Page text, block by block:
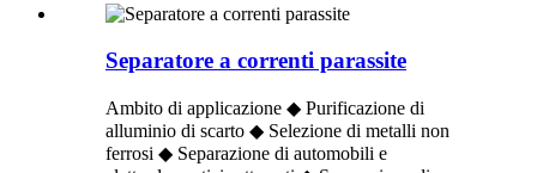
Separatore a correnti parassite
Ambito di applicazione ◆ Purificazione di
alluminio di scarto ◆ Selezione di metalli non
ferrosi ◆ Separazione di automobili e